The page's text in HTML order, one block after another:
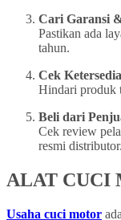
Cari Garansi
Pastikan ada
tahun.
Cek
Hindari produk
Beli dari
Cek review
resmi distributor.
ALAT CUCI
Usaha cuci motor